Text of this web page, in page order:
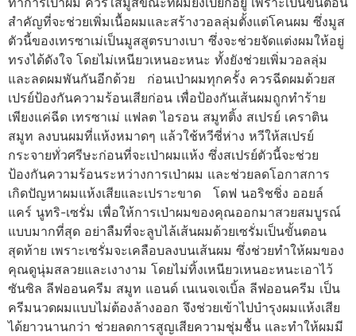
สำคัญที่จะช่วยเพิ่มเนื้อผมและสร้างวอลลุ่มตั้งแต่โคนผม ซึ่งมูส
ตัวนี้ของเทรซาเม่เป็นมูสสูตรบางเบา ซึ่งจะช่วยจัดแต่งผมให้อยู่
ทรงได้ดังใจ โดยไม่เหนียวเหนอะหนะ ทั้งยังช่วยเพิ่มวอลลุ่ม
และลดผมพันกันอีกด้วย ก่อนเป่าผมทุกครั้ง ควรฉีดผมด้วยส
เปรย์ป้องกันความร้อนเสียก่อน เพื่อป้องกันเส้นผมถูกทำร้าย
เพียงแค่ฉีด เทรซาเม่ แฟลต ไอรอน สมูทติ้ง สเปรย์ เคราติน
สมูท ลงบนผมที่แห้งหมาดๆ แล้วใช้หวีซี่ห่าง หวีให้สเปรย์
กระจายทั่วศรีษะก่อนที่จะเป่าผมแห้ง ซึ่งสเปรย์ตัวนี้จะช่วย
ป้องกันความร้อนระหว่างการเป่าผม และช่วยลดโอกาสการ
เกิดปัญหาผมแห้งเสียและเปราะขาด โดฟ นอริชชิ่ง ออยล์
แคร์ นูทริ-เซรั่ม เพื่อให้การเป่าผมของคุณออกมาสวยสมบูรณ์
แบบมากที่สุด อย่าลืมที่จะลูบไล้เส้นผมด้วยเซรั่มเป็นขั้นตอน
สุดท้าย เพราะเซรั่มจะเคลือบลงบนเส้นผม ซึ่งช่วยทำให้ผมของ
คุณดูนุ่มสลวยและเงางาม โดยไม่ทิ้งเหนียวเหนอะหนะเอาไว้
ซันซิล ลีฟออนครีม สมูท แอนด์ เนเนจเจเบิ้ล ลีฟออนครีม เป็น
ครีมนวดผมแบบไม่ต้องล้างออก จึงช่วยเข้าไปบำรุงผมแห้งเสีย
ได้ยาวนานกว่า ช่วยลดการสูญเสียความชุ่มชื้น และทำให้ผมมี